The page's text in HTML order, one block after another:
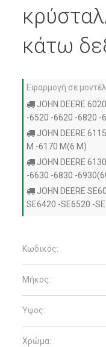
κάτω
Εφαρμογή σε
JOHN DEERE
-6520 -6620 -6820 -
JOHN DEERE
M -6170 M(6 M)
JOHN DEERE
-6630 -6830 -
JOHN DEERE
SE6420 -SE6520 -
Κωδικός:
Μήκος:
Ύψος:
Χρώμα: